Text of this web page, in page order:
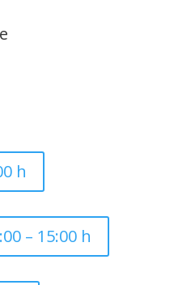
h
– 15:00 h